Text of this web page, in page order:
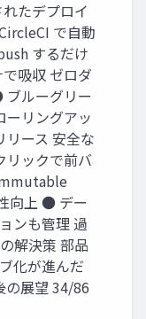
たデプロイ
で自動
するだけ
吸収 ゼロダ
ルーグリー
リングアッ
ース 安全な
ックで前バ
向上 ● デー
ンも管理 過
解決策 部品
化が進んだ
の展望 34/86